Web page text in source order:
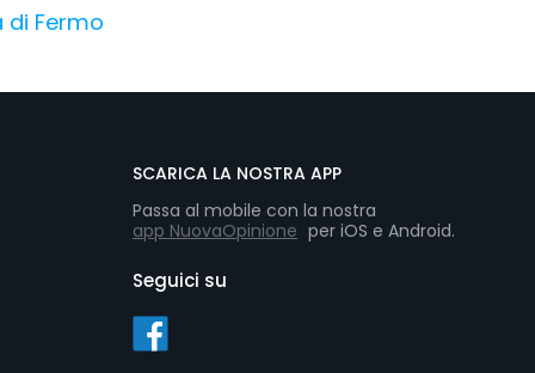
Fermo
SCARICA LA NOSTRA APP
Passa al mobile con la nostra
app NuovaOpinione per iOS e Android.
Seguici su